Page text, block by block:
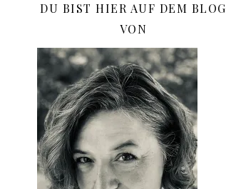
DU BIST HIER AUF DEM BLOG
VON